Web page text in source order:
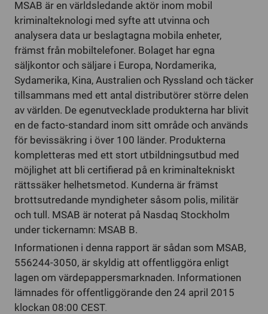
MSAB är en världsledande aktör inom mobil
kriminalteknologi med syfte att utvinna och
analysera data ur beslagtagna mobila enheter,
främst från mobiltelefoner. Bolaget har egna
säljkontor och säljare i Europa, Nordamerika,
Sydamerika, Kina, Australien och Ryssland och täcker
tillsammans med ett antal distributörer större delen
av världen. De egenutvecklade produkterna har blivit
en de facto-standard inom sitt område och används
för bevissäkring i över 100 länder. Produkterna
kompletteras med ett stort utbildningsutbud med
möjlighet att bli certifierad på en kriminaltekniskt
rättssäker helhetsmetod. Kunderna är främst
brottsutredande myndigheter såsom polis, militär
och tull. MSAB är noterat på Nasdaq Stockholm
under tickernamn: MSAB B.
Informationen i denna rapport är sådan som MSAB,
556244-3050, är skyldig att offentliggöra enligt
lagen om värdepappersmarknaden. Informationen
lämnades för offentliggörande den 24 april 2015
klockan 08:00 CEST.